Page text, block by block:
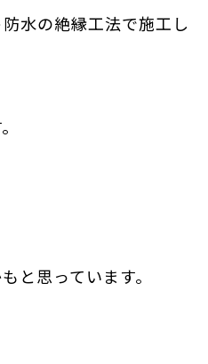
水の絶縁工法で施工し
と思っています。